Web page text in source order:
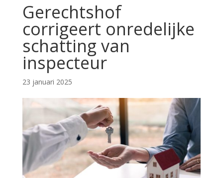
Gerechtshof
corrigeert onredelijke
schatting van
inspecteur
23 januari 2025